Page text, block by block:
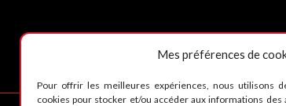
Mes préférences de
Pour offrir les meilleures expériences, nous utilisons
cookies pour stocker et/ou accéder aux informations des